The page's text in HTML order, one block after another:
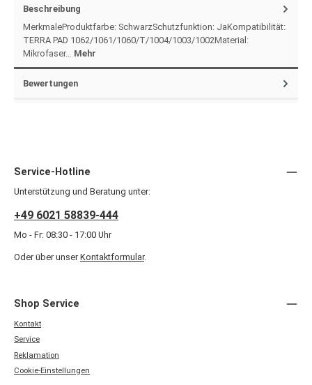
Beschreibung
MerkmaleProduktfarbe: SchwarzSchutzfunktion: JaKompatibilität:
TERRA PAD 1062/1061/1060/T/1004/1003/1002Material:
Mikrofaser… Mehr
Bewertungen
Service-Hotline
Unterstützung und Beratung unter:
+49 6021 58839-444
Mo - Fr: 08:30 - 17:00 Uhr
Oder über unser Kontaktformular.
Shop Service
Kontakt
Service
Reklamation
Cookie-Einstellungen